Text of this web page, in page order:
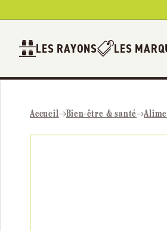
LES RAYONS LES
Accueil Bien-être & santé
Passer aux